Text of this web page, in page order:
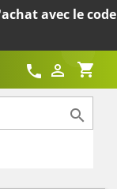
avec le code
shopping_cart

call
